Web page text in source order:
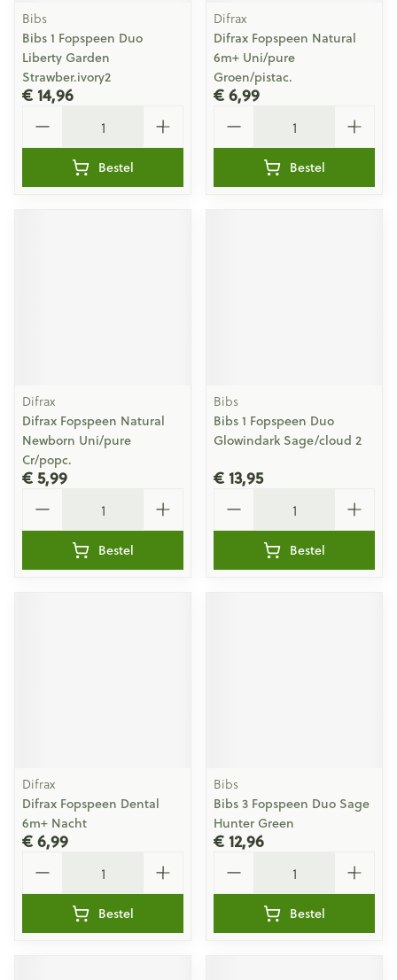
Bibs
Bibs 1 Fopspeen Duo
Liberty Garden
Strawber.ivory2
€ 14,96
Bestel
Difrax
Difrax Fopspeen Natural
6m+ Uni/pure
Groen/pistac.
€ 6,99
Bestel
Difrax
Difrax Fopspeen Natural
Newborn Uni/pure
Cr/popc.
€ 5,99
Bestel
Bibs
Bibs 1 Fopspeen Duo
Glowindark Sage/cloud 2
€ 13,95
Bestel
Difrax
Difrax Fopspeen Dental
6m+ Nacht
€ 6,99
Bestel
Bibs
Bibs 3 Fopspeen Duo Sage
Hunter Green
€ 12,96
Bestel